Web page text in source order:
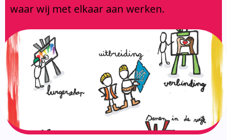
waar wij met elkaar aan werken.